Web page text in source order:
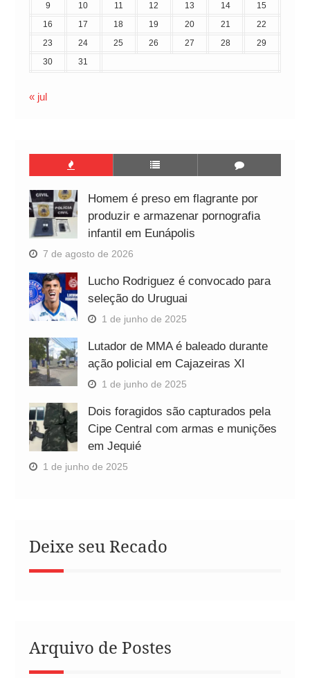
9
10 11 12 13 14
15
16
17 18 19 20 21
22
23
24 25 26 27 28
29
30
31
« jul
Homem é preso em flagrante por
produzir e armazenar pornografia
infantil em Eunápolis
7 de agosto de 2026
Lucho Rodriguez é convocado para
seleção do Uruguai
1 de junho de 2025
Lutador de MMA é baleado durante
ação policial em Cajazeiras XI
1 de junho de 2025
Dois foragidos são capturados pela
Cipe Central com armas e munições
em Jequié
1 de junho de 2025
Deixe seu Recado
Arquivo de Postes